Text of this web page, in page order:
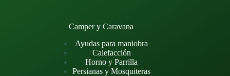
Camper y Caravana
Ayudas para maniobra
Calefacción
Horno y Parrilla
Persianas y Mosquiteras